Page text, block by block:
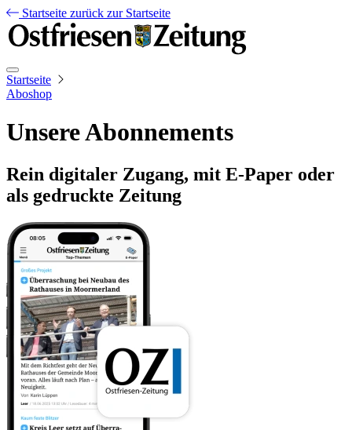
Startseite zurück zur Startseite
Startseite
Aboshop
Unsere Abonnements
Rein digitaler Zugang, mit E-Paper oder
als gedruckte Zeitung